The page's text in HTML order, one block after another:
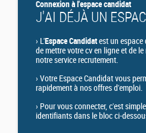
J'AI DÉJÀ UN
› L'Espace Candidatest un
de mettre votre cv en ligne et de
notre service recrutement.
› Votre Espace Candidat vous
rapidement à nos offres d'emploi.
› Pour vous connecter, c'est
identifiants dans le bloc ci-
Connexion à l'espace candidat